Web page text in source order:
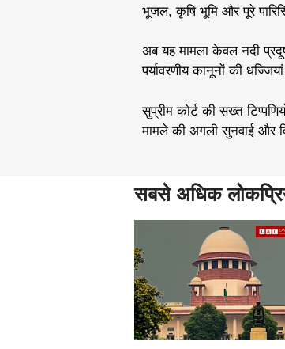
भूजल, कृषि भूमि और पूरे
अब यह मामला केवल नदी
पर्यावरणीय कानूनों की
सुप्रीम कोर्ट की सख्त
मामले की अगली सुनवाई और
सबसे अधिक